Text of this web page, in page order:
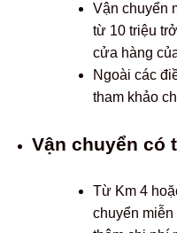
Vận chuyển
từ 10 triệu
cửa hàng
Ngoài các
tham khảo
Vận chuyển có
Từ Km 4
chuyển miễn